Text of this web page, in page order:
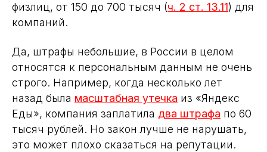
физлиц, от 150 до 700 тысяч (ч. 2 ст. 13.11) для
компаний.
Да, штрафы небольшие, в России в целом
относятся к персональным данным не очень
строго. Например, когда несколько лет
назад была масштабная утечка из «Яндекс
Еды», компания заплатила два штрафа по 60
тысяч рублей. Но закон лучше не нарушать,
это может плохо сказаться на репутации.